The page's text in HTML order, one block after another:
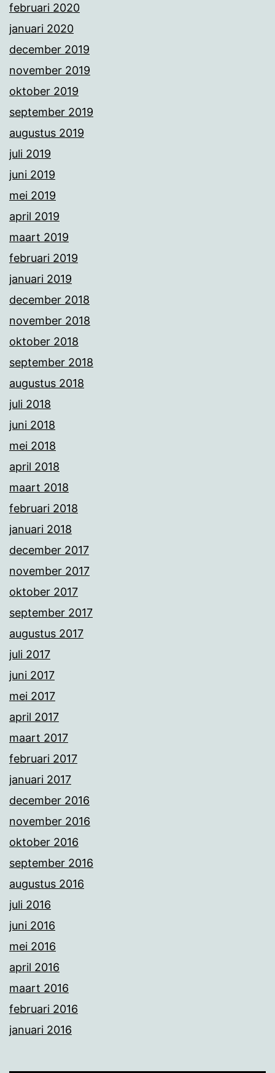
februari 2020
januari 2020
december 2019
november 2019
oktober 2019
september 2019
augustus 2019
juli 2019
juni 2019
mei 2019
april 2019
maart 2019
februari 2019
januari 2019
december 2018
november 2018
oktober 2018
september 2018
augustus 2018
juli 2018
juni 2018
mei 2018
april 2018
maart 2018
februari 2018
januari 2018
december 2017
november 2017
oktober 2017
september 2017
augustus 2017
juli 2017
juni 2017
mei 2017
april 2017
maart 2017
februari 2017
januari 2017
december 2016
november 2016
oktober 2016
september 2016
augustus 2016
juli 2016
juni 2016
mei 2016
april 2016
maart 2016
februari 2016
januari 2016